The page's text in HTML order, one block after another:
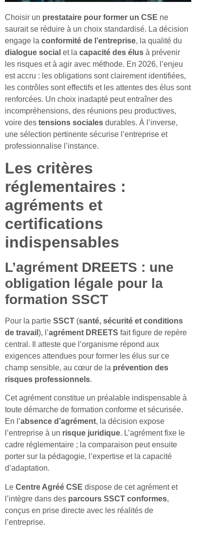
Choisir un prestataire pour former un CSE ne
saurait se réduire à un choix standardisé. La décision
engage la conformité de l’entreprise, la qualité du
dialogue social et la capacité des élus à prévenir
les risques et à agir avec méthode. En 2026, l’enjeu
est accru : les obligations sont clairement identifiées,
les contrôles sont effectifs et les attentes des élus sont
renforcées. Un choix inadapté peut entraîner des
incompréhensions, des réunions peu productives,
voire des tensions sociales durables. À l’inverse,
une sélection pertinente sécurise l’entreprise et
professionnalise l’instance.
Les critères
réglementaires :
agréments et
certifications
indispensables
L’agrément DREETS : une
obligation légale pour la
formation SSCT
Pour la partie SSCT (santé, sécurité et conditions
de travail ), l’agrément DREETS fait figure de repère
central. Il atteste que l’organisme répond aux
exigences attendues pour former les élus sur ce
champ sensible, au cœur de la prévention des
risques professionnels.
Cet agrément constitue un préalable indispensable à
toute démarche de formation conforme et sécurisée.
En l’absence d’agrément, la décision expose
l’entreprise à un risque juridique. L’agrément fixe le
cadre réglementaire ; la comparaison peut ensuite
porter sur la pédagogie, l’expertise et la capacité
d’adaptation.
Le Centre Agréé CSE dispose de cet agrément et
l’intègre dans des parcours SSCT conformes,
conçus en prise directe avec les réalités de
l’entreprise.